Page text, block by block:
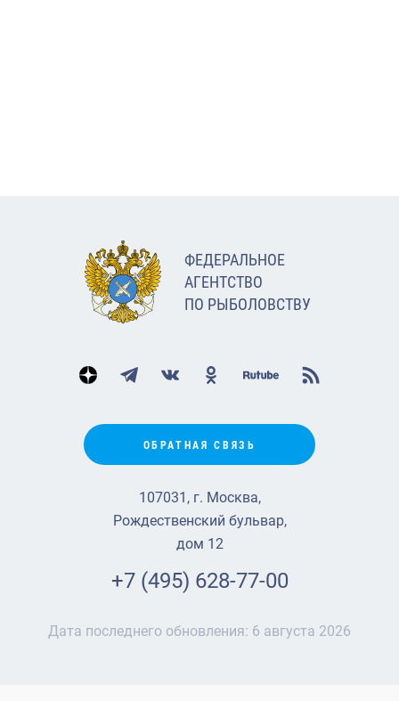
ФЕДЕРАЛЬНОЕ
АГЕНТСТВО
ПО РЫБОЛОВСТВУ
ОБРАТНАЯ СВЯЗЬ
107031, г. Москва,
Рождественский бульвар,
дом 12
+7 (495) 628-77-00
Дата последнего обновления: 6 августа 2026